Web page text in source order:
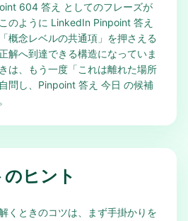
604 答え としてのフレーズが
のように LinkedIn Pinpoint 答え
概念レベルの共通項」を押さえる
解へ到達できる構造になっていま
は、もう一度「これは離れた場所
問し、Pinpoint 答え 今日 の候補
ヒント
くときのコツは、まず手掛かりを